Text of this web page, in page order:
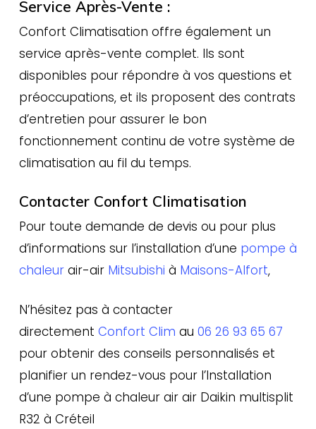
Service Après-Vente :
Confort Climatisation offre également un
service après-vente complet. Ils sont
disponibles pour répondre à vos questions et
préoccupations, et ils proposent des contrats
d’entretien pour assurer le bon
fonctionnement continu de votre système de
climatisation au fil du temps.
Contacter Confort Climatisation
Pour toute demande de devis ou pour plus
d’informations sur l’installation d’une pompe à
chaleurair-air Mitsubishi à Maisons-Alfort,
N’hésitez pas à contacter
directement Confort Clim au 06 26 93 65 67
pour obtenir des conseils personnalisés et
planifier un rendez-vous pour l’Installation
d’une pompe à chaleur air air Daikin multisplit
R32 à Créteil